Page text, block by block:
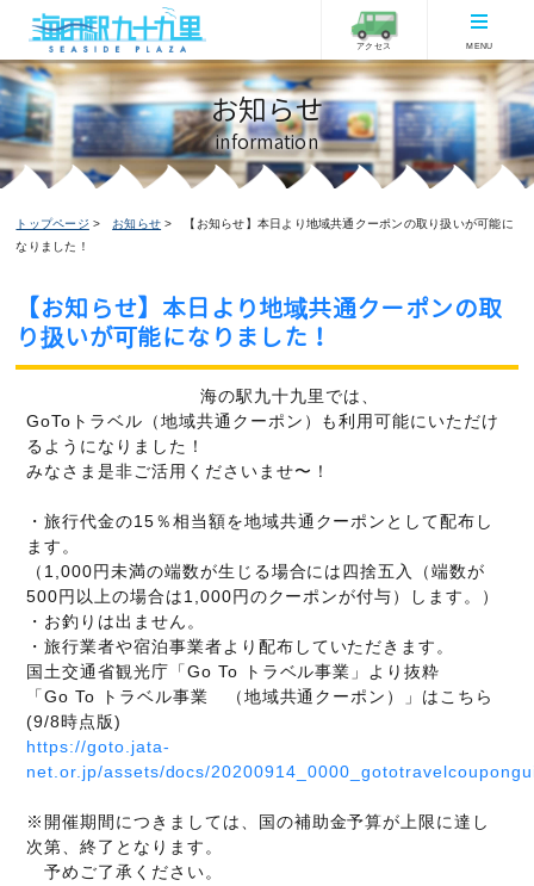
アクセス MENU
お知らせ
information
トップページ お知らせ
【お知らせ】本日より地域共通クーポンの取り扱いが可能に
なりました！
【お知らせ】本日より地域共通クーポンの取
り扱いが可能になりました！
海の駅九十九里では、
GoToトラベル（地域共通クーポン）も利用可能にいただけ
るようになりました！
みなさま是非ご活用くださいませ〜！
・旅行代金の15％相当額を地域共通クーポンとして配布し
ます。
（1,000円未満の端数が生じる場合には四捨五入（端数が
500円以上の場合は1,000円のクーポンが付与）します。）
・お釣りは出ません。
・旅行業者や宿泊事業者より配布していただきます。
国土交通省観光庁「Go To トラベル事業」より抜粋
「Go To トラベル事業 （地域共通クーポン）」はこちら
(9/8時点版)
https://goto.jata-
net.or.jp/assets/docs/
※開催期間につきましては、国の補助金予算が上限に達し
次第、終了となります。
予めご了承ください。